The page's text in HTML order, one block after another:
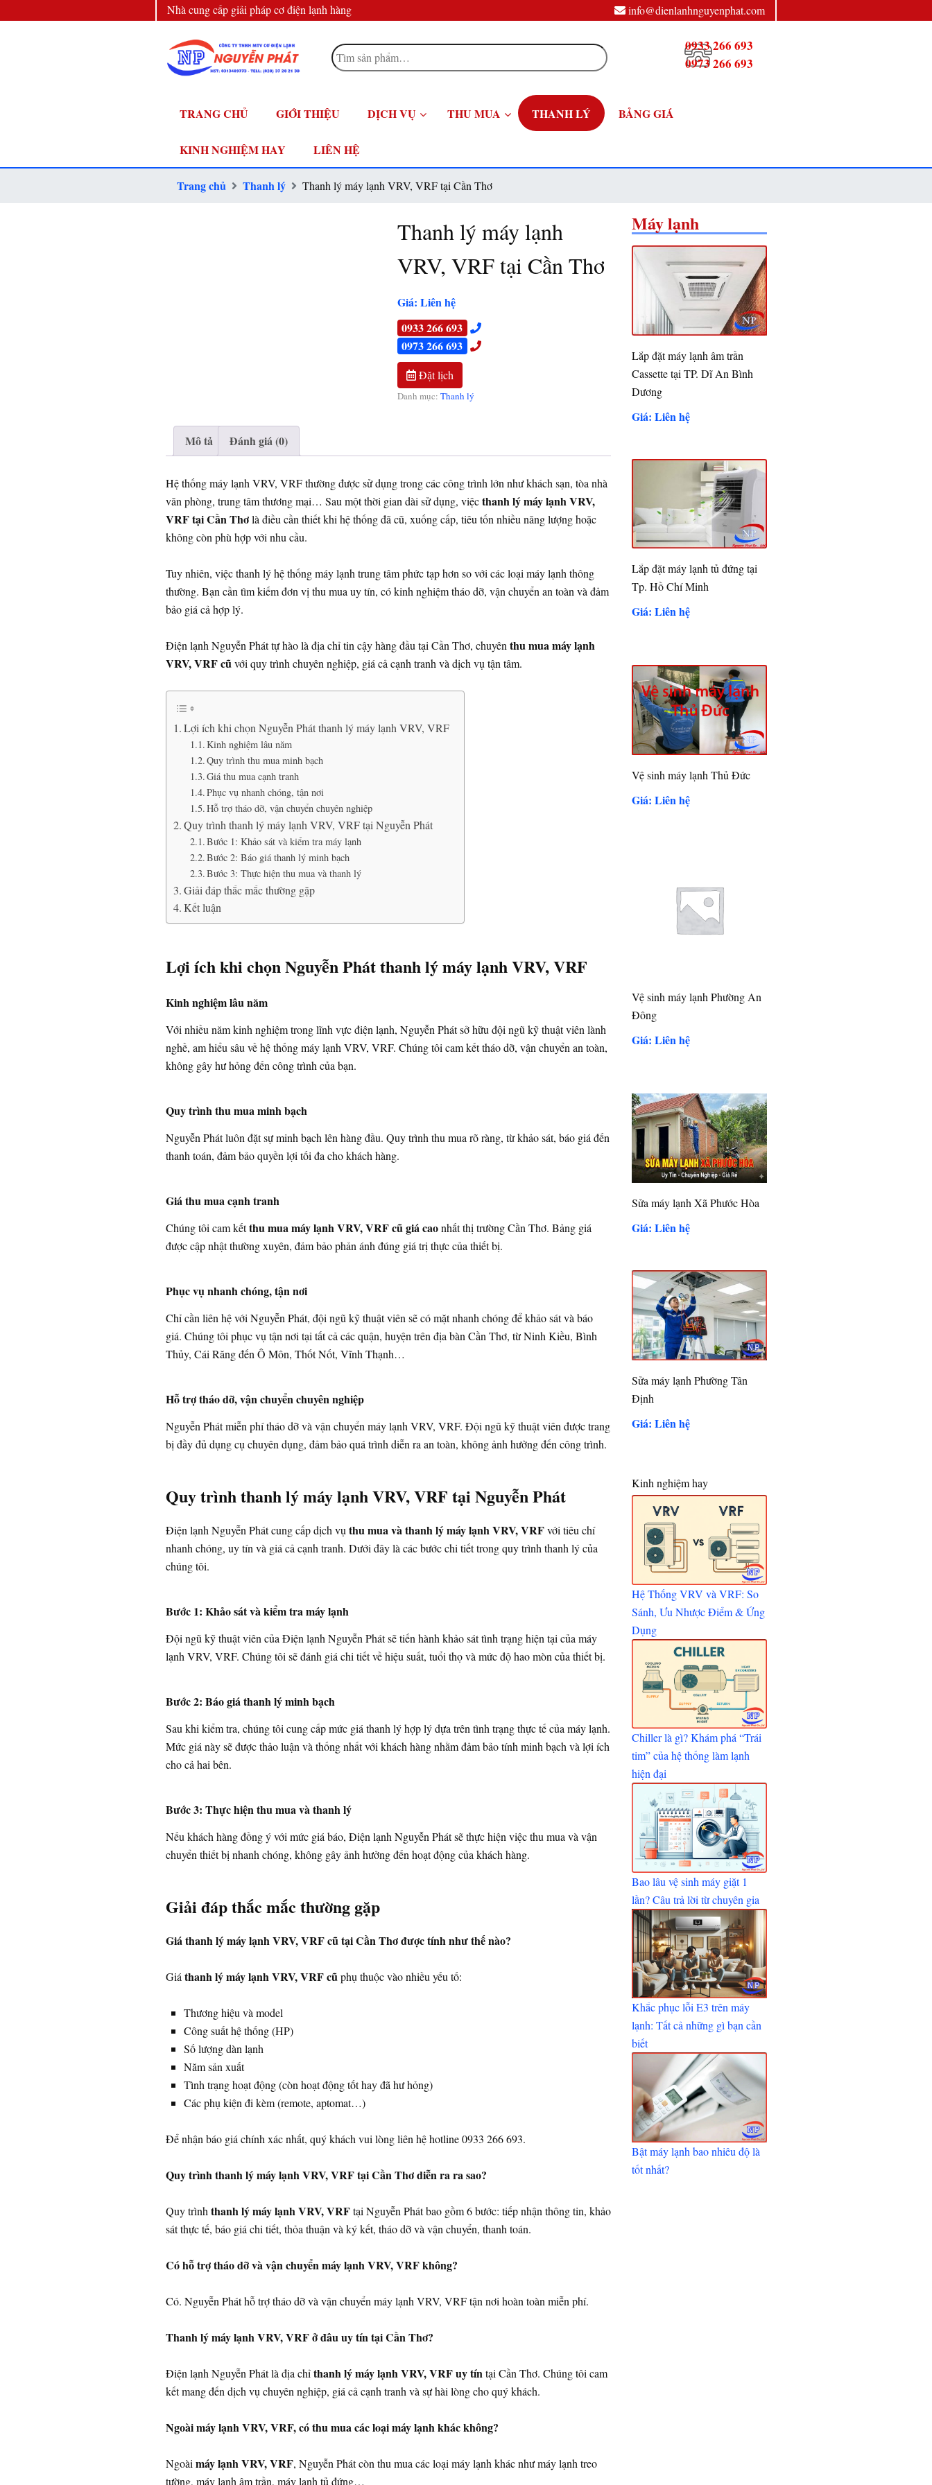
Nhà cung cấp giải pháp cơ điện lạnh hàng
info@dienlanhnguyenphat.com
Tìm
kiếm:
0933 266 693
0973 266 693
TRANG CHỦ GIỚI THIỆU DỊCH VỤ THU MUA THANH LÝ BẢNG GIÁ
KINH NGHIỆM HAY LIÊN HỆ
Trang chủ Thanh lý Thanh lý máy lạnh VRV, VRF tại Cần Thơ
Thanh lý máy lạnh
VRV, VRF tại Cần Thơ
Giá: Liên hệ
0933 266 693
0973 266 693
Đặt lịch
Danh mục: Thanh lý
Mô tả Đánh giá (0)
Hệ thống máy lạnh VRV, VRF thường được sử dụng trong các công trình lớn như khách sạn, tòa nhà
văn phòng, trung tâm thương mại… Sau một thời gian dài sử dụng, việcthanh lý máy lạnh VRV,
VRF tại Cần Thơlà điều cần thiết khi hệ thống đã cũ, xuống cấp, tiêu tốn nhiều năng lượng hoặc
không còn phù hợp với nhu cầu.
Tuy nhiên, việc thanh lý hệ thống máy lạnh trung tâm phức tạp hơn so với các loại máy lạnh thông
thường. Bạn cần tìm kiếm đơn vị thu mua uy tín, có kinh nghiệm tháo dỡ, vận chuyển an toàn và đảm
bảo giá cả hợp lý.
Điện lạnh Nguyễn Phát tự hào là địa chỉ tin cậy hàng đầu tại Cần Thơ, chuyênthu mua máy lạnh
VRV, VRF cũvới quy trình chuyên nghiệp, giá cả cạnh tranh và dịch vụ tận tâm.
Lợi ích khi chọn Nguyễn Phát thanh lý máy lạnh VRV, VRF
Kinh nghiệm lâu năm
Quy trình thu mua minh bạch
Giá thu mua cạnh tranh
Phục vụ nhanh chóng, tận nơi
Hỗ trợ tháo dỡ, vận chuyển chuyên nghiệp
Quy trình thanh lý máy lạnh VRV, VRF tại Nguyễn Phát
Bước 1: Khảo sát và kiểm tra máy lạnh
Bước 2: Báo giá thanh lý minh bạch
Bước 3: Thực hiện thu mua và thanh lý
Giải đáp thắc mắc thường gặp
Kết luận
Lợi ích khi chọn Nguyễn Phát thanh lý máy lạnh VRV, VRF
Kinh nghiệm lâu năm
Với nhiều năm kinh nghiệm trong lĩnh vực điện lạnh, Nguyễn Phát sở hữu đội ngũ kỹ thuật viên lành
nghề, am hiểu sâu về hệ thống máy lạnh VRV, VRF. Chúng tôi cam kết tháo dỡ, vận chuyển an toàn,
không gây hư hỏng đến công trình của bạn.
Quy trình thu mua minh bạch
Nguyễn Phát luôn đặt sự minh bạch lên hàng đầu. Quy trình thu mua rõ ràng, từ khảo sát, báo giá đến
thanh toán, đảm bảo quyền lợi tối đa cho khách hàng.
Giá thu mua cạnh tranh
Chúng tôi cam kếtthu mua máy lạnh VRV, VRF cũ giá caonhất thị trường Cần Thơ. Bảng giá
được cập nhật thường xuyên, đảm bảo phản ánh đúng giá trị thực của thiết bị.
Phục vụ nhanh chóng, tận nơi
Chỉ cần liên hệ với Nguyễn Phát, đội ngũ kỹ thuật viên sẽ có mặt nhanh chóng để khảo sát và báo
giá. Chúng tôi phục vụ tận nơi tại tất cả các quận, huyện trên địa bàn Cần Thơ, từ Ninh Kiều, Bình
Thủy, Cái Răng đến Ô Môn, Thốt Nốt, Vĩnh Thạnh…
Hỗ trợ tháo dỡ, vận chuyển chuyên nghiệp
Nguyễn Phát miễn phí tháo dỡ và vận chuyển máy lạnh VRV, VRF. Đội ngũ kỹ thuật viên được trang
bị đầy đủ dụng cụ chuyên dụng, đảm bảo quá trình diễn ra an toàn, không ảnh hưởng đến công trình.
Quy trình thanh lý máy lạnh VRV, VRF tại Nguyễn Phát
Điện lạnh Nguyễn Phát cung cấp dịch vụthu mua và thanh lý máy lạnh VRV, VRFvới tiêu chí
nhanh chóng, uy tín và giá cả cạnh tranh. Dưới đây là các bước chi tiết trong quy trình thanh lý của
chúng tôi.
Bước 1: Khảo sát và kiểm tra máy lạnh
Đội ngũ kỹ thuật viên của Điện lạnh Nguyễn Phát sẽ tiến hành khảo sát tình trạng hiện tại của máy
lạnh VRV, VRF. Chúng tôi sẽ đánh giá chi tiết về hiệu suất, tuổi thọ và mức độ hao mòn của thiết bị.
Bước 2: Báo giá thanh lý minh bạch
Sau khi kiểm tra, chúng tôi cung cấp mức giá thanh lý hợp lý dựa trên tình trạng thực tế của máy lạnh.
Mức giá này sẽ được thảo luận và thống nhất với khách hàng nhằm đảm bảo tính minh bạch và lợi ích
cho cả hai bên.
Bước 3: Thực hiện thu mua và thanh lý
Nếu khách hàng đồng ý với mức giá báo, Điện lạnh Nguyễn Phát sẽ thực hiện việc thu mua và vận
chuyển thiết bị nhanh chóng, không gây ảnh hưởng đến hoạt động của khách hàng.
Giải đáp thắc mắc thường gặp
Giá thanh lý máy lạnh VRV, VRF cũ tại Cần Thơ được tính như thế nào?
Giáthanh lý máy lạnh VRV, VRF cũphụ thuộc vào nhiều yếu tố:
Thương hiệu và model
Công suất hệ thống (HP)
Số lượng dàn lạnh
Năm sản xuất
Tình trạng hoạt động (còn hoạt động tốt hay đã hư hỏng)
Các phụ kiện đi kèm (remote, aptomat…)
Để nhận báo giá chính xác nhất, quý khách vui lòng liên hệ hotline 0933 266 693.
Quy trình thanh lý máy lạnh VRV, VRF tại Cần Thơ diễn ra ra sao?
Quy trìnhthanh lý máy lạnh VRV, VRFtại Nguyễn Phát bao gồm 6 bước: tiếp nhận thông tin, khảo
sát thực tế, báo giá chi tiết, thỏa thuận và ký kết, tháo dỡ và vận chuyển, thanh toán.
Có hỗ trợ tháo dỡ và vận chuyển máy lạnh VRV, VRF không?
Có. Nguyễn Phát hỗ trợ tháo dỡ và vận chuyển máy lạnh VRV, VRF tận nơi hoàn toàn miễn phí.
Thanh lý máy lạnh VRV, VRF ở đâu uy tín tại Cần Thơ?
Điện lạnh Nguyễn Phát là địa chỉthanh lý máy lạnh VRV, VRF uy tíntại Cần Thơ. Chúng tôi cam
kết mang đến dịch vụ chuyên nghiệp, giá cả cạnh tranh và sự hài lòng cho quý khách.
Ngoài máy lạnh VRV, VRF, có thu mua các loại máy lạnh khác không?
Ngoàimáy lạnh VRV, VRF, Nguyễn Phát còn thu mua các loại máy lạnh khác như máy lạnh treo
tường, máy lạnh âm trần, máy lạnh tủ đứng…
Máy lạnh
Lắp đặt máy lạnh âm trần
Cassette tại TP. Dĩ An Bình
Dương
Giá: Liên hệ
Lắp đặt máy lạnh tủ đứng tại
Tp. Hồ Chí Minh
Giá: Liên hệ
Vệ sinh máy lạnh Thủ Đức
Giá: Liên hệ
Vệ sinh máy lạnh Phường An
Đông
Giá: Liên hệ
Sửa máy lạnh Xã Phước Hòa
Giá: Liên hệ
Sửa máy lạnh Phường Tân
Định
Giá: Liên hệ
Kinh nghiệm hay
Hệ Thống VRV và VRF: So
Sánh, Ưu Nhược Điểm & Ứng
Dụng
Chiller là gì? Khám phá “Trái
tim” của hệ thống làm lạnh
hiện đại
Bao lâu vệ sinh máy giặt 1
lần? Câu trả lời từ chuyên gia
Khắc phục lỗi E3 trên máy
lạnh: Tất cả những gì bạn cần
biết
Bật máy lạnh bao nhiêu độ là
tốt nhất?